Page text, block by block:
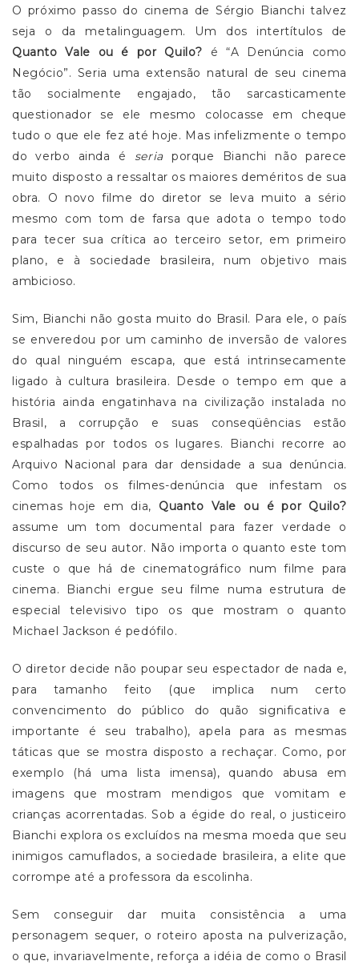
O próximo passo do cinema de Sérgio Bianchi talvez
seja o da metalinguagem. Um dos intertítulos de
Quanto Vale ou é por Quilo? é “A Denúncia como
Negócio”. Seria uma extensão natural de seu cinema
tão socialmente engajado, tão sarcasticamente
questionador se ele mesmo colocasse em cheque
tudo o que ele fez até hoje. Mas infelizmente o tempo
do verbo ainda é seriaporque Bianchi não parece
muito disposto a ressaltar os maiores deméritos de sua
obra. O novo filme do diretor se leva muito a sério
mesmo com tom de farsa que adota o tempo todo
para tecer sua crítica ao terceiro setor, em primeiro
plano, e à sociedade brasileira, num objetivo mais
ambicioso.
Sim, Bianchi não gosta muito do Brasil. Para ele, o país
se enveredou por um caminho de inversão de valores
do qual ninguém escapa, que está intrinsecamente
ligado à cultura brasileira. Desde o tempo em que a
história ainda engatinhava na civilização instalada no
Brasil, a corrupção e suas conseqüências estão
espalhadas por todos os lugares. Bianchi recorre ao
Arquivo Nacional para dar densidade a sua denúncia.
Como todos os filmes-denúncia que infestam os
cinemas hoje em dia, Quanto Vale ou é por Quilo?
assume um tom documental para fazer verdade o
discurso de seu autor. Não importa o quanto este tom
custe o que há de cinematográfico num filme para
cinema. Bianchi ergue seu filme numa estrutura de
especial televisivo tipo os que mostram o quanto
Michael Jackson é pedófilo.
O diretor decide não poupar seu espectador de nada e,
para tamanho feito (que implica num certo
convencimento do público do quão significativa e
importante é seu trabalho), apela para as mesmas
táticas que se mostra disposto a rechaçar. Como, por
exemplo (há uma lista imensa), quando abusa em
imagens que mostram mendigos que vomitam e
crianças acorrentadas. Sob a égide do real, o justiceiro
Bianchi explora os excluídos na mesma moeda que seu
inimigos camuflados, a sociedade brasileira, a elite que
corrompe até a professora da escolinha.
Sem conseguir dar muita consistência a uma
personagem sequer, o roteiro aposta na pulverização,
o que, invariavelmente, reforça a idéia de como o Brasil